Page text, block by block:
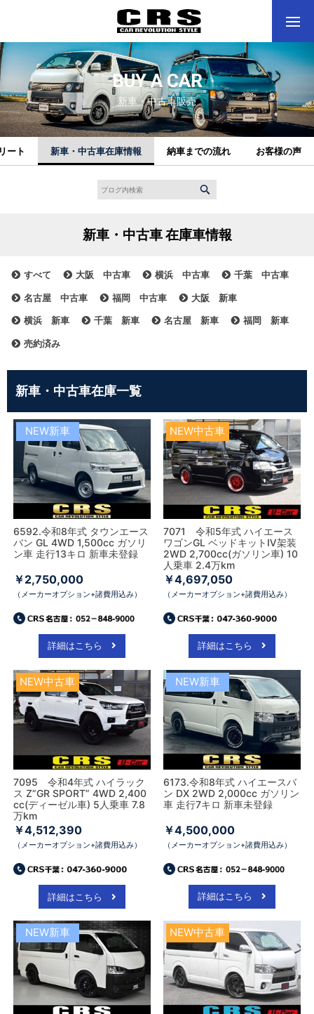
BUY A CAR
新車・中古車販売
ート 新車・中古車在庫情報 納車までの流れ お客様の声
新車・中古車 在庫車情報
すべて 大阪 中古車 横浜 中古車 千葉 中古車
名古屋 中古車 福岡 中古車 大阪 新車
横浜 新車 千葉 新車 名古屋 新車 福岡 新車
売約済み
新車・中古車在庫一覧
NEW新車
6592.令和8年式 タウンエース
バン GL 4WD 1,500cc ガソリ
ン車 走行13キロ 新車未登録
￥2,750,000
（メーカーオプション+諸費用込み）
詳細はこちら
NEW中古車
7071 令和5年式 ハイエース
ワゴンGL ベッドキットⅣ架装
2WD 2,700cc(ガソリン車) 10
人乗車 2.4万km
￥4,697,050
（メーカーオプション+諸費用込み）
詳細はこちら
NEW中古車
7095 令和4年式 ハイラック
ス Z”GR SPORT” 4WD 2,400
cc(ディーゼル車) 5人乗車 7.8
万km
￥4,512,390
（メーカーオプション+諸費用込み）
詳細はこちら
NEW新車
6173.令和8年式 ハイエースバ
ン DX 2WD 2,000cc ガソリン
車 走行7キロ 新車未登録
￥4,500,000
（メーカーオプション+諸費用込み）
詳細はこちら
NEW新車 NEW中古車